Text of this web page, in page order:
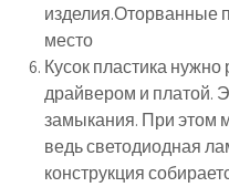
изделия.Оторванные
место
Кусок пластика
драйвером и платой.
замыкания. При этом
ведь светодиодная
конструкция